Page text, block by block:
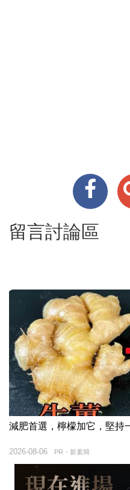
留言討論區
減肥首選，檸檬加它，堅持
PR・新素簡
2026-08-06